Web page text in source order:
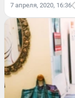
7 апреля, 2020, 16:36